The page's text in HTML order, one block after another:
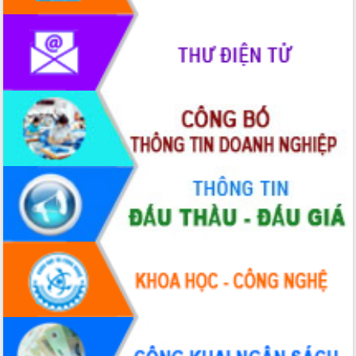
Lễ truy điệu và an táng hài cốt liệt sĩ
tại Nghĩa trang Liệt sĩ xã Sơn Hòa
Bàn giải pháp tháo gỡ khó khăn trong
xuất khẩu sầu riêng và triển khai quy
Thứ trưởng Bộ Nông nghiệp và Môi
trường Nguyễn Hoàng Hiệp khảo sát
vùng trồng và doanh nghiệp đóng gói
sầu riêng tại Đắk Lắk
Trình diễn nghệ thuật chế biến các
món ăn từ sầu riêng
Đắk Lắk công bố Quy hoạch và xúc
tiến đầu tư tỉnh
Ngành cá ngừ Đắk Lắk chủ động thích
ứng để giữ vững thị trường xuất khẩu
Diễn đàn Kinh tế tư nhân Việt Nam đột
phá cơ chế - Hợp tác công tư
Đề án 06 tạo bước ngoặt đột phá trong
cải cách hành chính tỉnh Đắk Lắk
Kết nối tour, đẩy mạnh chuyển đổi số